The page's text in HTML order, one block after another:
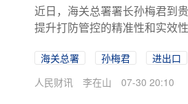
近日，海关总署署长孙梅君到
提升打防管控的精准性和实效
海关总署 孙梅君
进出口
人民财讯
李在山 07-30 20:10